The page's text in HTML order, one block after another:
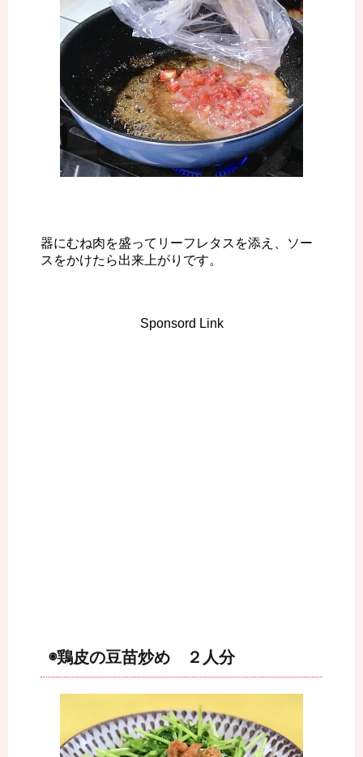
器にむね肉を盛ってリーフレタスを添え、ソー
スをかけたら出来上がりです。
Sponsord Link
◉鶏皮の豆苗炒め ２人分